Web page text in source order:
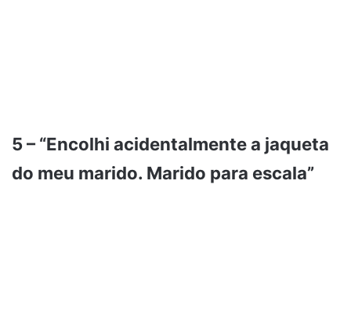
5 – “Encolhi acidentalmente a jaqueta
do meu marido. Marido para escala”